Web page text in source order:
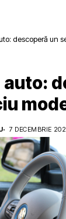
descoperă un
7 DECEMBRIE